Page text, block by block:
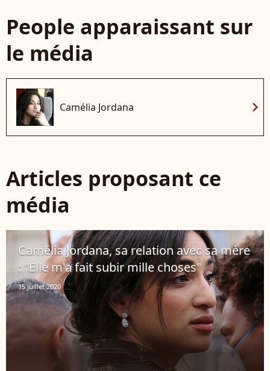
People apparaissant sur
le média
Camélia Jordana chevron_right
Articles proposant ce
média
Camélia Jordana, sa relation avec sa mère
: "Elle m'a fait subir mille choses"
15 juillet 2020